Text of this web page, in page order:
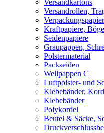
Versandkartons
Versandrollen,
Kraftpapiere,
Seidenpapiere
Graupappen,
Polstermaterial
Packseiden
Wellpappen C
Luftpolster- und
Klebebänder,
Klebebänder
Polykordel
Beutel & Säcke,